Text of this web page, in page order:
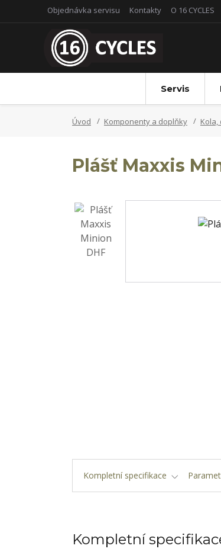
Objednávka servisu Kontakty O 16 CYCLES
Servis
Úvod Komponenty a doplňky Kola,
Plášť Maxxis
Kompletní specifikace
Kompletní